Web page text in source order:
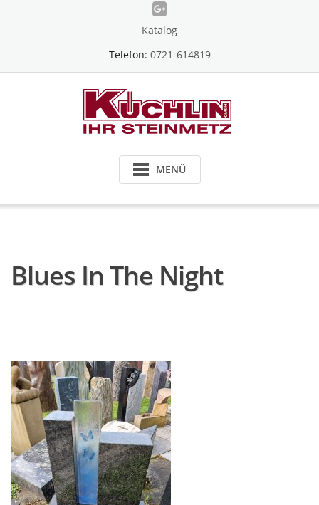
Katalog
Telefon: 0721-614819
MENÜ
Blues In The Night